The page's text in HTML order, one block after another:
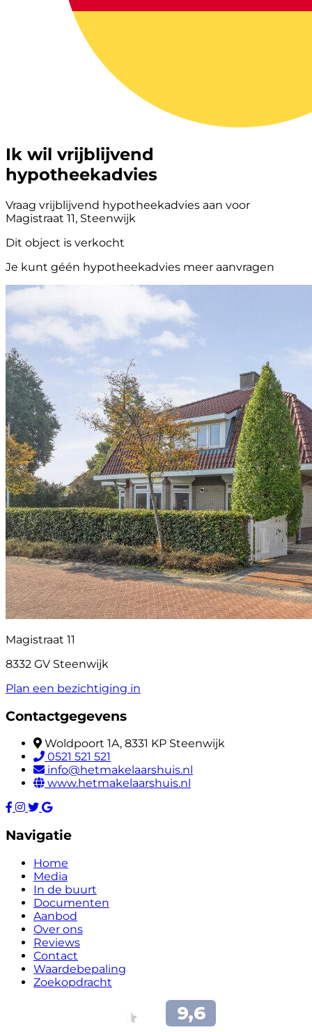
Ik wil vrijblijvend
hypotheekadvies
Vraag vrijblijvend hypotheekadvies aan voor
Magistraat 11, Steenwijk
Dit object is verkocht
Je kunt géén hypotheekadvies meer aanvragen
Magistraat 11
8332 GV Steenwijk
Plan een bezichtiging in
Contactgegevens
Woldpoort 1A, 8331 KP Steenwijk
0521 521 521
info@hetmakelaarshuis.nl
www.hetmakelaarshuis.nl
Navigatie
Home
Media
In de buurt
Documenten
Aanbod
Over ons
Reviews
Contact
Waardebepaling
Zoekopdracht